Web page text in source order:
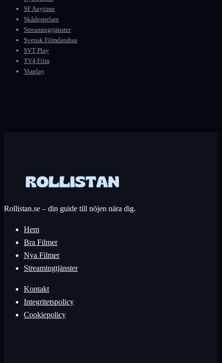
SF Anytime
Skådespelare
Streamingtjänster
Svensk Filmdatabas
SVT Play
TV4 Film
Viaplay
Rollistan.se – din guide till nöjen nära dig.
Hem
Bra Filmer
Nya Filmer
Streamingtjänster
Kontakt
Integritetspolicy
Cookiepolicy